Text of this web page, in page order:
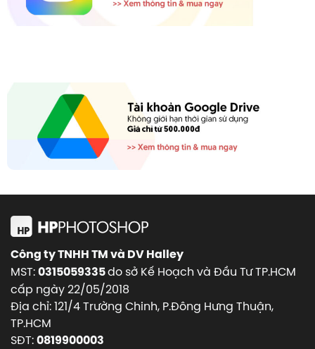
Công ty TNHH TM và DV Halley
MST:0315059335do sở Kế Hoạch và Đầu Tư TP.HCM
cấp ngày 22/05/2018
Địa chỉ: 121/4 Trường Chinh, P.Đông Hưng Thuận,
TP.HCM
SĐT:0819900003